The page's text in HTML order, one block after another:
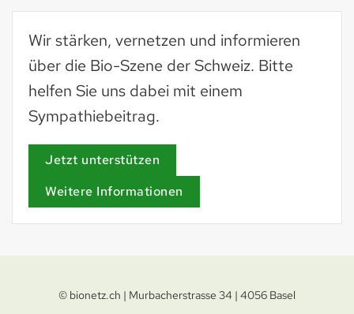
Wir stärken, vernetzen und informieren
über die Bio-Szene der Schweiz. Bitte
helfen Sie uns dabei mit einem
Sympathiebeitrag.
Jetzt unterstützen
Weitere Informationen
© bionetz.ch | Murbacherstrasse 34 | 4056 Basel